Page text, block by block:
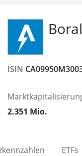
ISIN
2.351 Mio.
ETFs